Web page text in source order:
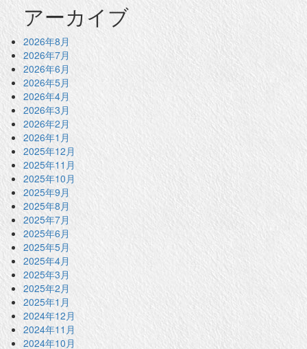
アーカイブ
2026年8月
2026年7月
2026年6月
2026年5月
2026年4月
2026年3月
2026年2月
2026年1月
2025年12月
2025年11月
2025年10月
2025年9月
2025年8月
2025年7月
2025年6月
2025年5月
2025年4月
2025年3月
2025年2月
2025年1月
2024年12月
2024年11月
2024年10月